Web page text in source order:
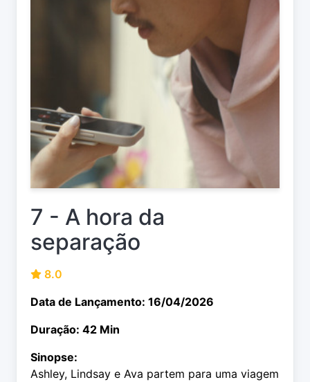
7 - A hora da
separação
8.0
Data de Lançamento: 16/04/2026
Duração: 42 Min
Sinopse:
Ashley, Lindsay e Ava partem para uma viagem